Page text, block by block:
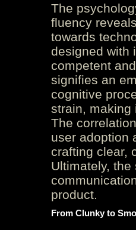
The
fluency
towards
designed with
competent
signifies an
cognitive
strain, making
The
user adoption
crafting clear,
Ultimately,
product.
From Clunky to